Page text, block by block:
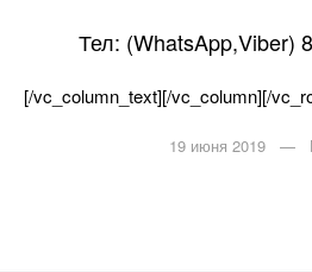
Тел: (WhatsApp,Viber)
[/vc_column_text][/vc_column][/
19 июня 2019 —